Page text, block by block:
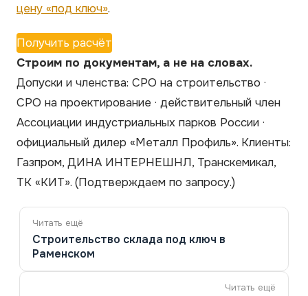
цену «под ключ».
Получить расчёт
Строим по документам, а не на словах.
Допуски и членства: СРО на строительство ·
СРО на проектирование · действительный член
Ассоциации индустриальных парков России ·
официальный дилер «Металл Профиль». Клиенты:
Газпром, ДИНА ИНТЕРНЕШНЛ, Транскемикал,
ТК «КИТ». (Подтверждаем по запросу.)
Навигация
по
записям
Строительство склада под ключ в
Раменском